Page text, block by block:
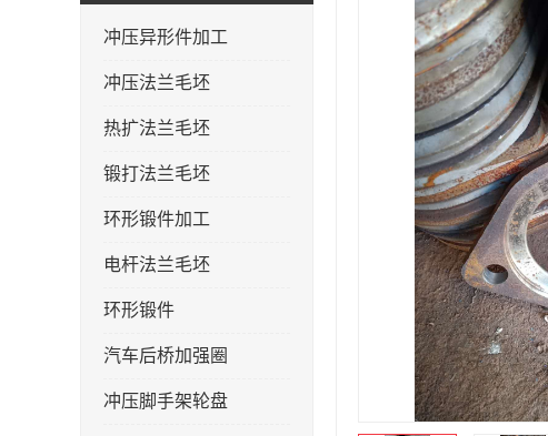
冲压异形件加工
冲压法兰毛坯
热扩法兰毛坯
锻打法兰毛坯
环形锻件加工
电杆法兰毛坯
环形锻件
汽车后桥加强圈
冲压脚手架轮盘